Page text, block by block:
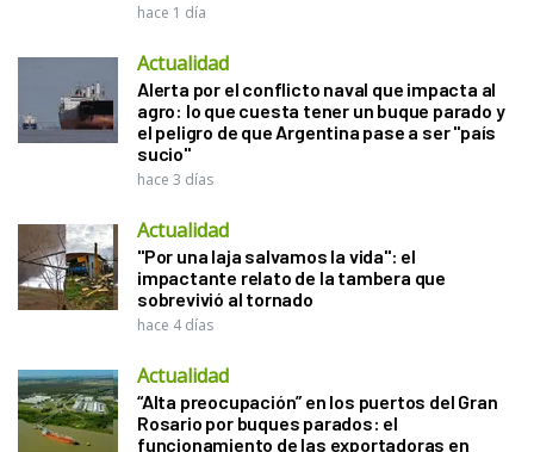
hace 1 día
Actualidad
Alerta por el conflicto naval que impacta al
agro: lo que cuesta tener un buque parado y
el peligro de que Argentina pase a ser "país
sucio"
hace 3 días
Actualidad
"Por una laja salvamos la vida": el
impactante relato de la tambera que
sobrevivió al tornado
hace 4 días
Actualidad
“Alta preocupación” en los puertos del Gran
Rosario por buques parados: el
funcionamiento de las exportadoras en